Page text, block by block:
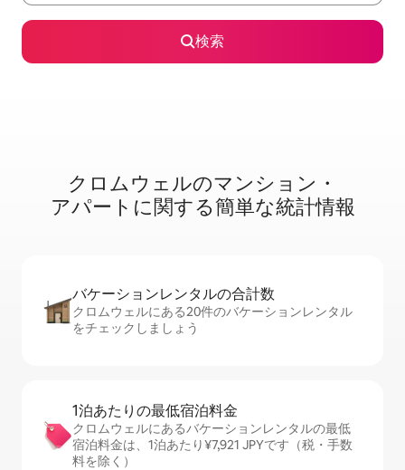
検索
クロムウェルのマ⁠ン⁠シ⁠ョ⁠ン・
ア⁠パ⁠ー⁠ト⁠に関⁠す⁠る簡⁠単⁠な統⁠計⁠情⁠報
バケーションレ⁠ン⁠タ⁠ル⁠の合⁠計⁠数
クロムウェルにある20件のバケーションレンタル
をチェックしましょう
1泊あたりの最⁠低⁠宿⁠泊⁠料⁠金
クロムウェルにあるバケーションレンタルの最低
宿泊料金は、1泊あたり¥7,921 JPYです（税・手数
料を除く）